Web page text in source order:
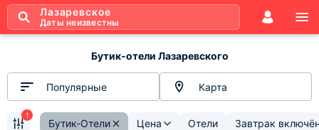
Лазаревское
Даты неизвестны
Бутик-отели Лазаревского
Популярные Карта
Бутик-Отели Цена Отели Завтрак
1